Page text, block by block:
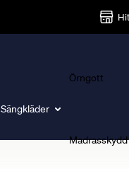
Sängkläder
Örngott
Madrasskydd